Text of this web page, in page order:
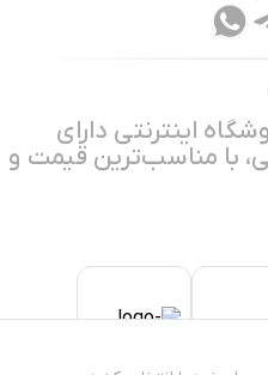
اینترنتی دارای
با مناسب‌ترین قیمت و
نماد از پایگاه